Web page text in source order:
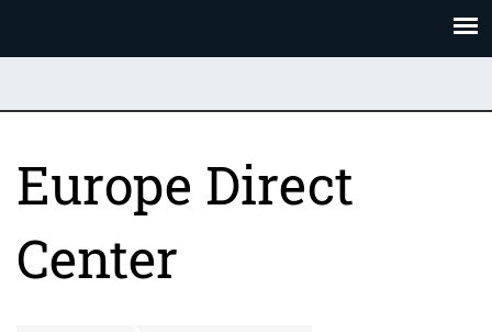
Europe Direct
Center